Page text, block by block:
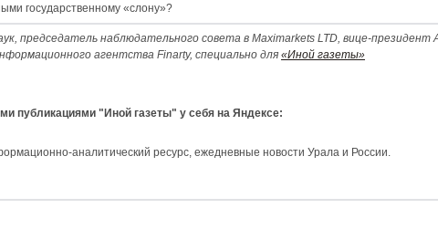
государственному «слону»?
председатель наблюдательного совета в Maximarkets LTD, вице-президент
агентства Finarty, специально для «Иной газеты»
публикациями "Иной газеты" у себя на Яндексе:
аналитический ресурс, ежедневные новости Урала и России.